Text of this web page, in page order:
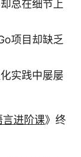
总在细节上
项目却缺乏
实践中屡屡
言进阶课》终